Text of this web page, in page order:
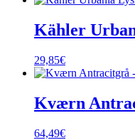
Kähler
29,85€
Kværn
64,49€